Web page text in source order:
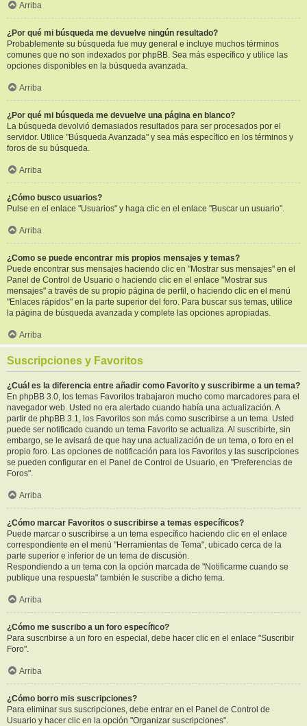
Arriba
¿Por qué mi búsqueda me devuelve ningún resultado?
Probablemente su búsqueda fue muy general e incluye muchos términos
comunes que no son indexados por phpBB. Sea más específico y utilice las
opciones disponibles en la búsqueda avanzada.
Arriba
¿Por qué mi búsqueda me devuelve una página en blanco?
La búsqueda devolvió demasiados resultados para ser procesados por el
servidor. Utilice "Búsqueda Avanzada" y sea más específico en los términos y
foros de su búsqueda.
Arriba
¿Cómo busco usuarios?
Pulse en el enlace "Usuarios" y haga clic en el enlace "Buscar un usuario".
Arriba
¿Como se puede encontrar mis propios mensajes y temas?
Puede encontrar sus mensajes haciendo clic en "Mostrar sus mensajes" en el
Panel de Control de Usuario o haciendo clic en el enlace "Mostrar sus
mensajes" a través de su propio página de perfil, o haciendo clic en el menú
"Enlaces rápidos" en la parte superior del foro. Para buscar sus temas, utilice
la página de búsqueda avanzada y complete las opciones apropiadas.
Arriba
Suscripciones y Favoritos
¿Cuál es la diferencia entre añadir como Favorito y suscribirme a un tema?
En phpBB 3.0, los temas Favoritos trabajaron mucho como marcadores para el
navegador web. Usted no era alertado cuando había una actualización. A
partir de phpBB 3.1, los Favoritos son más como suscribirse a un tema. Usted
puede ser notificado cuando un tema Favorito se actualiza. Al suscribirte, sin
embargo, se le avisará de que hay una actualización de un tema, o foro en el
propio foro. Las opciones de notificación para los Favoritos y las suscripciones
se pueden configurar en el Panel de Control de Usuario, en "Preferencias de
Foros".
Arriba
¿Cómo marcar Favoritos o suscribirse a temas específicos?
Puede marcar o suscribirse a un tema específico haciendo clic en el enlace
correspondiente en el menú "Herramientas de Tema", ubicado cerca de la
parte superior e inferior de un tema de discusión.
Respondiendo a un tema con la opción marcada de "Notificarme cuando se
publique una respuesta" también le suscribe a dicho tema.
Arriba
¿Cómo me suscribo a un foro específico?
Para suscribirse a un foro en especial, debe hacer clic en el enlace "Suscribir
Foro".
Arriba
¿Cómo borro mis suscripciones?
Para eliminar sus suscripciones, debe entrar en el Panel de Control de
Usuario y hacer clic en la opción "Organizar suscripciones".